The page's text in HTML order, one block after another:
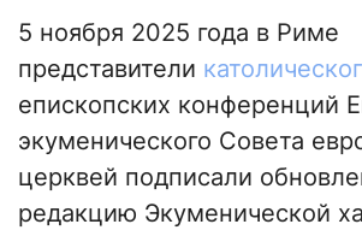
5 ноября 2025 года в Риме
представители
епископских конференций
экуменического Совета
церквей подписали
редакцию Экуменической